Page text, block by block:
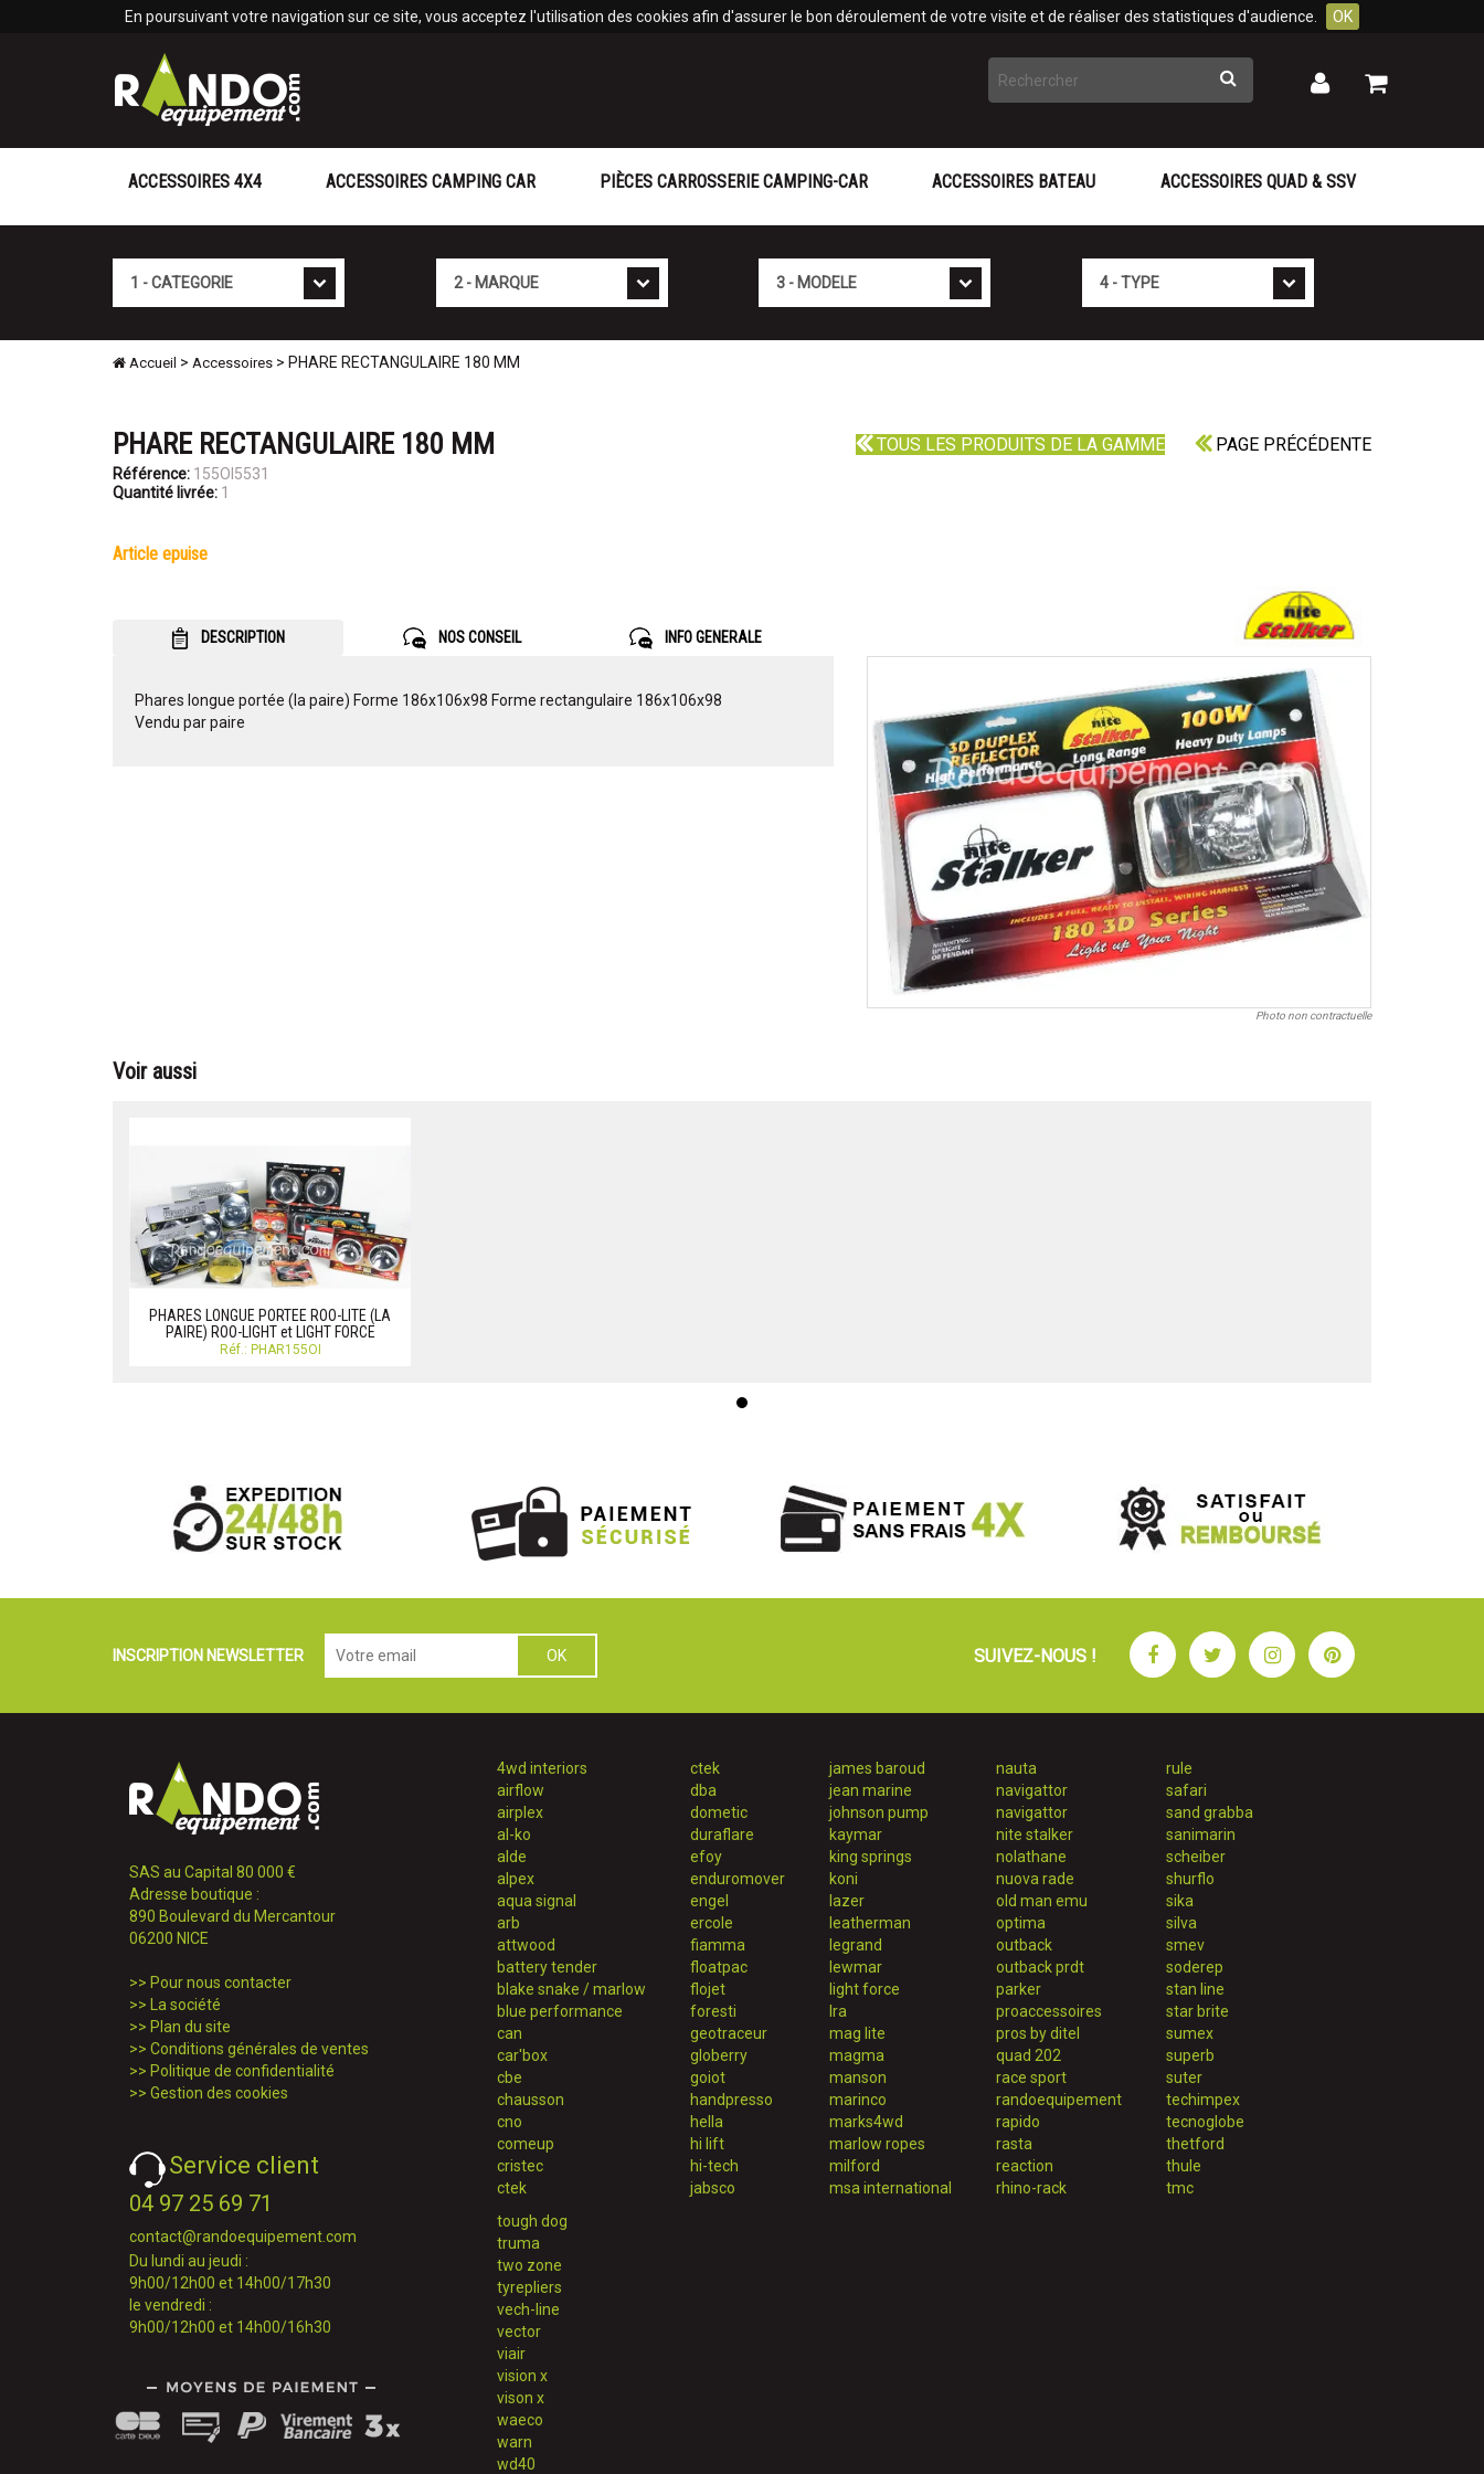
En poursuivant votre navigation sur ce site, vous acceptez l'utilisation des cookies afin d'assurer le bon déroulement de votre visite et de réaliser des statistiques d'audience. OK
Rechercher Mon
Mon
ACCESSOIRES 4X4 ACCESSOIRES CAMPING CAR PIÈCES CARROSSERIE CAMPING-CAR ACCESSOIRES BATEAU ACCESSOIRES QUAD & SSV
Accueil > Accessoires > PHARE RECTANGULAIRE 180 MM
TOUS LES PRODUITS DE LA GAMME PAGE PRÉCÉDENTE
PHARE RECTANGULAIRE 180 MM
Référence: 155OI5531
Quantité livrée: 1
article epuise
DESCRIPTION NOS CONSEIL INFO GENERALE
Phares longue portée (la paire) Forme 186x106x98 Forme rectangulaire 186x106x98
Vendu par paire
Photo non contractuelle
Voir aussi
PHARES LONGUE PORTEE ROO-LITE (LA
PAIRE) ROO-LIGHT et LIGHT FORCE
Réf.: PHAR155OI
INSCRIPTION NEWSLETTER SUIVEZ-NOUS ! FacebookTwitterInstagramPinterest
SAS au Capital 80 000 €
Adresse boutique :
890 Boulevard du Mercantour
06200 NICE
>> Pour nous contacter
>>
La société
>> Plan du site
>> Conditions générales de ventes
>> Politique de confidentialité
>> Gestion des cookies
Service client
04 97 25 69 71
contact@randoequipement.com
Du lundi au jeudi :
9h00/12h00 et 14h00/17h30
le vendredi :
9h00/12h00 et 14h00/16h30
4wd interiors
airflow
airplex
al-ko
alde
alpex
aqua signal
arb
attwood
battery tender
blake snake / marlow
blue performance
can
car'box
cbe
chausson
cno
comeup
cristec
ctek
ctek
dba
dometic
duraflare
efoy
enduromover
engel
ercole
fiamma
floatpac
flojet
foresti
geotraceur
globerry
goiot
handpresso
hella
hi lift
hi-tech
jabsco
james baroud
jean marine
johnson pump
kaymar
king springs
koni
lazer
leatherman
legrand
lewmar
light force
lra
mag lite
magma
manson
marinco
marks4wd
marlow ropes
milford
msa international
nauta
navigattor
navigattor
nite stalker
nolathane
nuova rade
old man emu
optima
outback
outback prdt
parker
proaccessoires
pros by ditel
quad 202
race sport
randoequipement
rapido
rasta
reaction
rhino-rack
rule
safari
sand grabba
sanimarin
scheiber
shurflo
sika
silva
smev
soderep
stan line
star brite
sumex
superb
suter
techimpex
tecnoglobe
thetford
thule
tmc
tough dog
truma
two zone
tyrepliers
vech-line
vector
viair
vision x
vison x
waeco
warn
wd40
Panneau de gestion des cookies